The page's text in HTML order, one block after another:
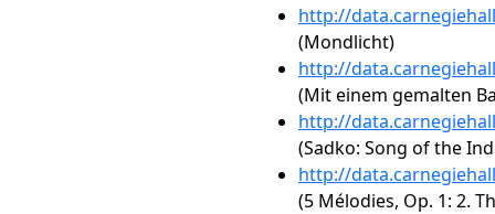
http://
(Mondlicht)
http://
(Mit einem gemalten
http://
(Sadko: Song of the
http://
(5 Mélodies, Op. 1: 2.